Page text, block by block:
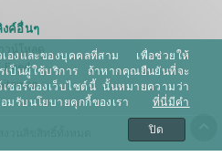
งค์อื่นๆ
วน์โหลด
Feed
เองและของบุคคลที่สาม เพื่อช่วยให้
ป็นผู้ใช้บริการ ถ้าหากคุณยืนยันที่จะ
เซอร์ของเว็บไซต์นี้ นั้นหมายความว่า
อมรับนโยบายคุกกี้ของเรา ที่นี่มีคำ
ปิด